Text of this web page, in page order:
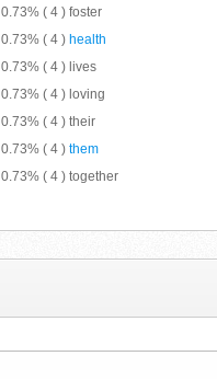
0.73% ( 4 ) foster
0.73% ( 4 ) health
0.73% ( 4 ) lives
0.73% ( 4 ) loving
0.73% ( 4 ) their
0.73% ( 4 ) them
0.73% ( 4 ) together